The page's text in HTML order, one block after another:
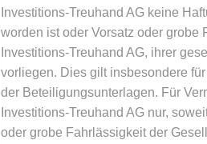
Investitions-Treuhand AG keine
worden ist oder Vorsatz oder
Investitions-Treuhand AG, ihrer
vorliegen. Dies gilt insbesondere
der Beteiligungsunterlagen. Für
Investitions-Treuhand AG nur,
oder grobe Fahrlässigkeit der